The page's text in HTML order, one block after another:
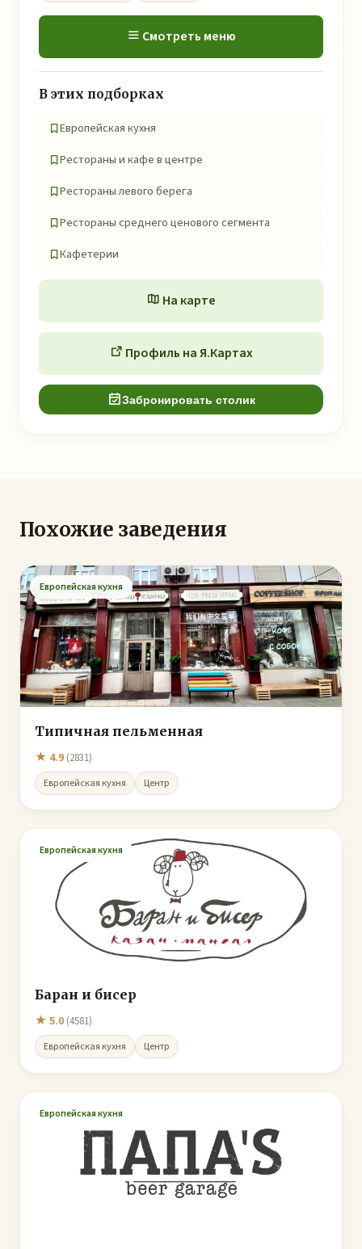
Смотреть меню
В этих подборках
Европейская кухня
Рестораны и кафе в центре
Рестораны левого берега
Рестораны среднего ценового сегмента
Кафетерии
На карте
Профиль на Я.Картах
Забронировать столик
Похожие заведения
Европейская кухня
Типичная пельменная
★ 4.9 (2831)
Европейская кухня Центр
Европейская кухня
Баран и бисер
★ 5.0 (4581)
Европейская кухня Центр
Европейская кухня